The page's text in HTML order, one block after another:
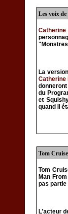
Les voix
La
Catherine
du
et
quand il
Tom
Tom
Man
pas partie
L'acteur